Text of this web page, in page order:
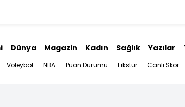
Dünya Magazin Kadın Sağlık Yazılar
Voleybol NBA Puan Durumu Fikstür Canlı Skor